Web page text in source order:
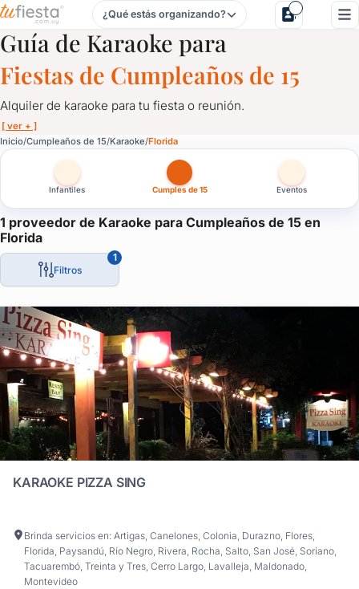
Karaoke para Cumpleaños de 15 en Florida
¿Qué estás organizando?
Guía de Karaoke para
Fiestas de Cumpleaños de 15
Alquiler de karaoke para tu fiesta o reunión.
[ ver + ]
Inicio Cumpleaños de 15 Karaoke Florida
Infantiles Cumples de 15 Eventos
1 proveedor de Karaoke para Cumpleaños de 15 en
Florida
Filtros
1
KARAOKE PIZZA SING
Brinda servicios en: Artigas, Canelones, Colonia, Durazno, Flores,
Florida, Paysandú, Río Negro, Rivera, Rocha, Salto, San José, Soriano,
Tacuarembó, Treinta y Tres, Cerro Largo, Lavalleja, Maldonado,
Montevideo
Karaoke para Cumpleaños de 15 en Florida
Alquiler de karaoke para tu fiesta o reunión.
Infaltable con amigos o en familia, el karaoke se adapta a
Y a cualquier momento: fiestas infantiles, empresariales,
Todos nos divertimos con el karaoke y aquí tenés la opción de